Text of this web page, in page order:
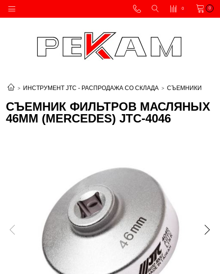
0 0
ИНСТРУМЕНТ JTC - РАСПРОДАЖА СО СКЛАДА СЪЕМНИКИ
СЪЕМНИК ФИЛЬТРОВ МАСЛЯНЫХ
46ММ (MERCEDES) JTC-4046